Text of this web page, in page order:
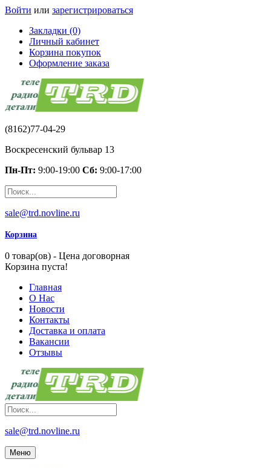
Войти или зарегистрироваться
Закладки (0)
Личный кабинет
Корзина покупок
Оформление заказа
(8162)77-04-29
Воскресенский бульвар 13
Пн-Пт: 9:00-19:00 Сб: 9:00-17:00
sale@trd.novline.ru
Корзина
0 товар(ов) - Цена договорная
Корзина пуста!
Главная
О Нас
Новости
Контакты
Доставка и оплата
Вакансии
Отзывы
sale@trd.novline.ru
Меню